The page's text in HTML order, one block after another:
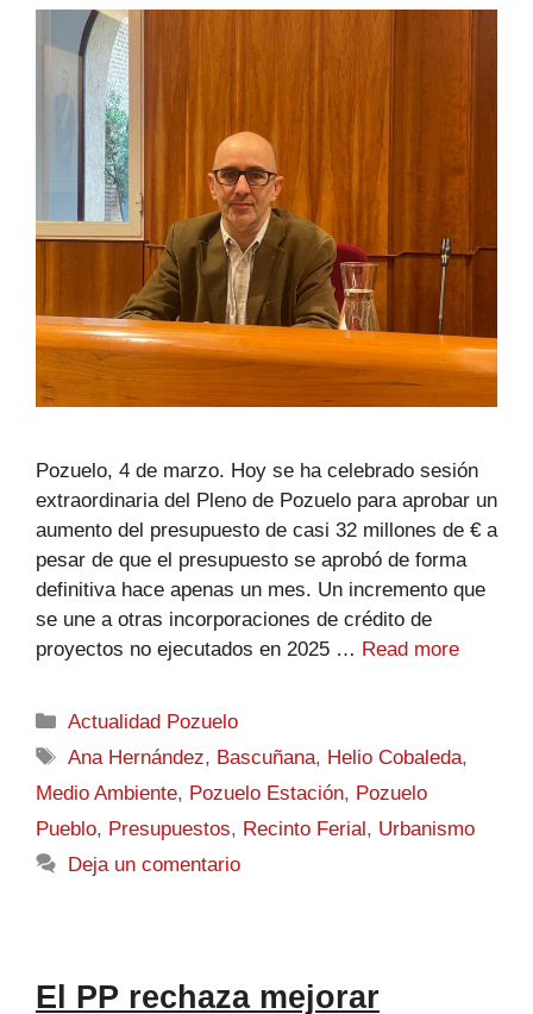
Pozuelo, 4 de marzo. Hoy se ha celebrado sesión
extraordinaria del Pleno de Pozuelo para aprobar un
aumento del presupuesto de casi 32 millones de € a
pesar de que el presupuesto se aprobó de forma
definitiva hace apenas un mes. Un incremento que
se une a otras incorporaciones de crédito de
proyectos no ejecutados en 2025 … Read more
Actualidad Pozuelo
Ana Hernández, Bascuñana, Helio Cobaleda,
Medio Ambiente, Pozuelo Estación, Pozuelo
Pueblo, Presupuestos, Recinto Ferial, Urbanismo
Deja un comentario
El PP rechaza mejorar